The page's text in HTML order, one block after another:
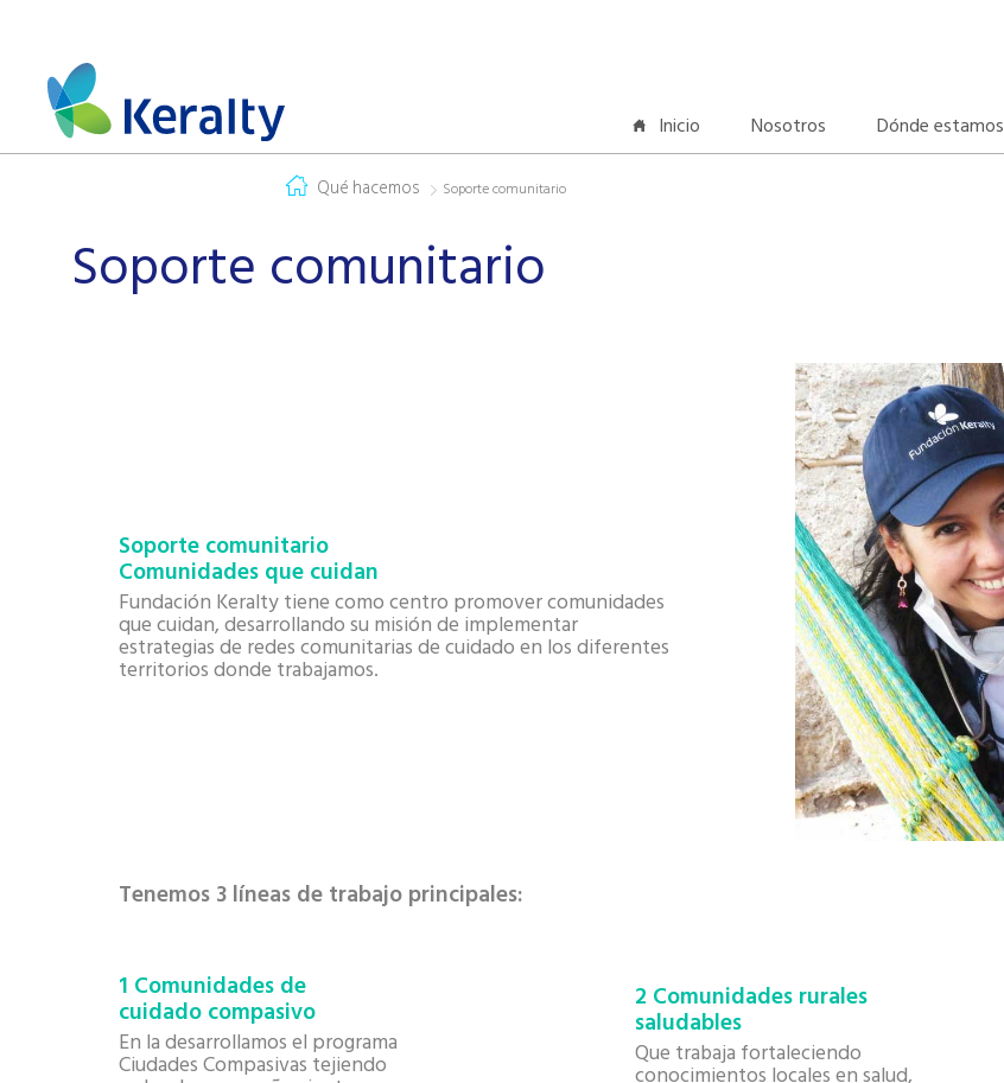
Inicio Nosotros Dónde estamos
Qué hacemos Soporte comunitario
Soporte comunitario
Soporte comunitario
Comunidades que cuidan
Fundación Keralty tiene como centro promover comunidades
que cuidan, desarrollando su misión de implementar
estrategias de redes comunitarias de cuidado en los diferentes
territorios donde trabajamos.
Tenemos 3 líneas de trabajo principales:
1 Comunidades de
cuidado compasivo
En la desarrollamos el programa
Ciudades Compasivas tejiendo
2 Comunidades rurales
saludables
Que trabaja fortaleciendo